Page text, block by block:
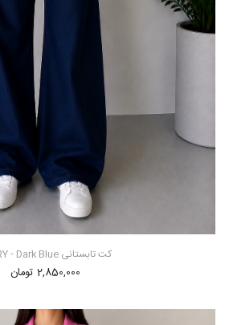
کت تابستانی PERRY - Dark Blue
2,850,000 تومان